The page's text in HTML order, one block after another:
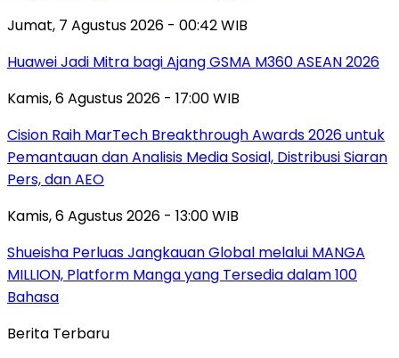
Jumat, 7 Agustus 2026 - 00:42 WIB
Huawei Jadi Mitra bagi Ajang GSMA M360 ASEAN 2026
Kamis, 6 Agustus 2026 - 17:00 WIB
Cision Raih MarTech Breakthrough Awards 2026 untuk
Pemantauan dan Analisis Media Sosial, Distribusi Siaran
Pers, dan AEO
Kamis, 6 Agustus 2026 - 13:00 WIB
Shueisha Perluas Jangkauan Global melalui MANGA
MILLION, Platform Manga yang Tersedia dalam 100
Bahasa
Berita Terbaru